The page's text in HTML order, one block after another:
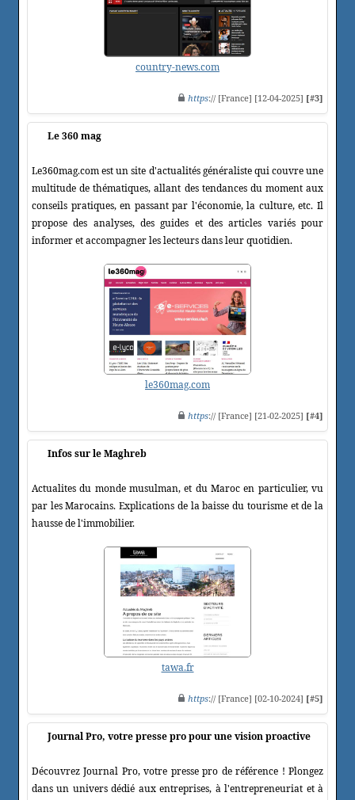
country-news.com
https:// [France] [12-04-2025] [#3]
Le 360 mag
Le360mag.com est un site d'actualités généraliste qui couvre une
multitude de thématiques, allant des tendances du moment aux
conseils pratiques, en passant par l'économie, la culture, etc. Il
propose des analyses, des guides et des articles variés pour
informer et accompagner les lecteurs dans leur quotidien.
le360mag.com
https:// [France] [21-02-2025] [#4]
Infos sur le Maghreb
Actualites du monde musulman, et du Maroc en particulier, vu
par les Marocains. Explications de la baisse du tourisme et de la
hausse de l'immobilier.
tawa.fr
https:// [France] [02-10-2024] [#5]
Journal Pro, votre presse pro pour une vision proactive
Découvrez Journal Pro, votre presse pro de référence ! Plongez
dans un univers dédié aux entreprises, à l'entrepreneuriat et à